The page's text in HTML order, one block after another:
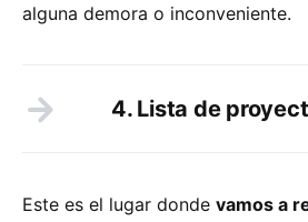
alguna demora o inconveniente.
4. Lista de
Este es el lugar donde vamos a